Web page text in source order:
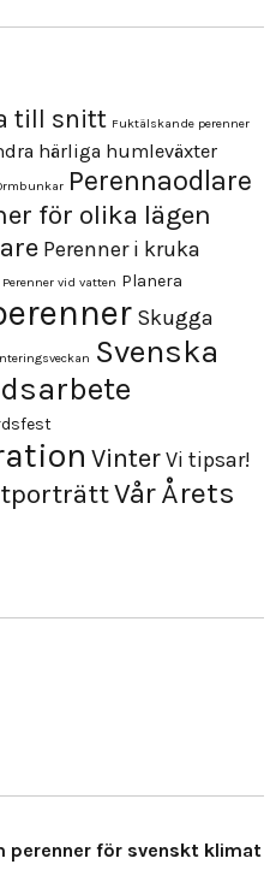
till snitt Fuktälskande perenner
härliga humleväxter
Perennaodlare
för olika lägen
Perenner i kruka
Perenner vid vatten Planera
Skugga
Svenska
VinterVi tipsar!
VårÅrets
perenner för svenskt klimat